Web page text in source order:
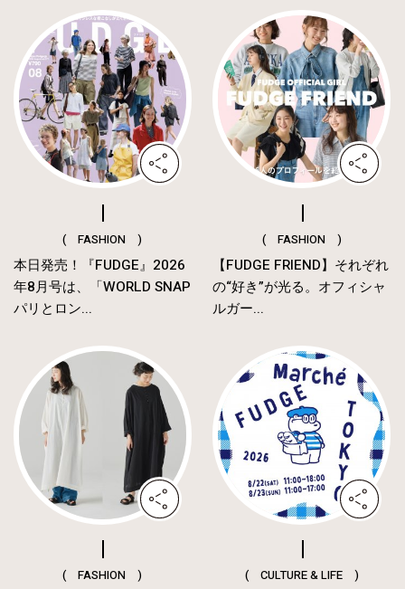
( FASHION )
本日発売！『FUDGE』2026
年8月号は、「WORLD SNAP
パリとロン...
( FASHION )
【FUDGE FRIEND】それぞれ
の“好き”が光る。オフィシャ
ルガー...
( FASHION ) ( CULTURE & LIFE )